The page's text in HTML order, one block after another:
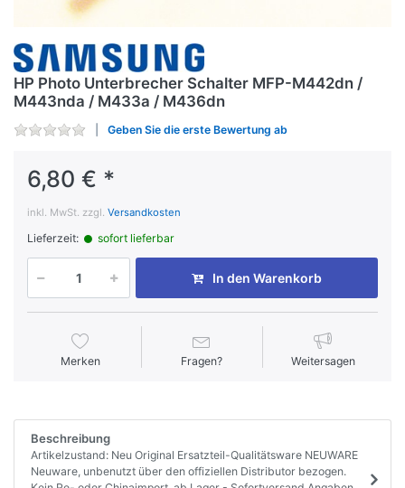
HP Photo Unterbrecher Schalter MFP-M442dn /
M443nda / M433a / M436dn
Geben Sie die erste Bewertung ab
6,80 € *
inkl. MwSt. zzgl. Versandkosten
Lieferzeit: sofort lieferbar
In den Warenkorb
Merken Fragen? Weitersagen
Beschreibung
Artikelzustand: Neu Original Ersatzteil-Qualitätsware NEUWARE
Neuware, unbenutzt über den offiziellen Distributor bezogen.